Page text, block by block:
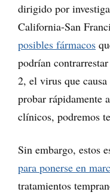
dirigido por
California-San
posibles fármacos
podrían
2, el virus que
probar rápidamente
clínicos, podremos
Sin embargo, estos
para ponerse en
tratamientos